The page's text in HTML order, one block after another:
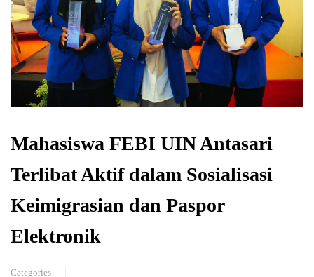
Mahasiswa FEBI UIN Antasari
Terlibat Aktif dalam Sosialisasi
Keimigrasian dan Paspor
Elektronik
Categories